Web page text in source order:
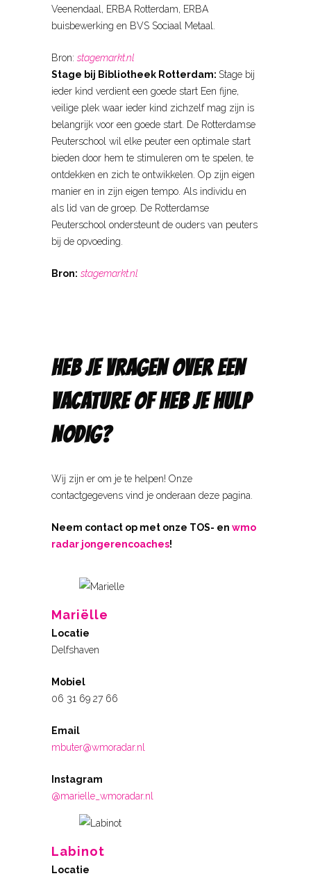
Veenendaal, ERBA Rotterdam, ERBA
buisbewerking en BVS Sociaal Metaal.
Bron: stagemarkt.nl
Stage bij Bibliotheek Rotterdam: Stage bij
ieder kind verdient een goede start Een fijne,
veilige plek waar ieder kind zichzelf mag zijn is
belangrijk voor een goede start. De Rotterdamse
Peuterschool wil elke peuter een optimale start
bieden door hem te stimuleren om te spelen, te
ontdekken en zich te ontwikkelen. Op zijn eigen
manier en in zijn eigen tempo. Als individu en
als lid van de groep. De Rotterdamse
Peuterschool ondersteunt de ouders van peuters
bij de opvoeding.
Bron: stagemarkt.nl
HEB JE VRAGEN OVER EEN
VACATURE OF HEB JE HULP
NODIG?
Wij zijn er om je te helpen! Onze
contactgegevens vind je onderaan deze pagina.
Neem contact op met onze TOS- en wmo
radar jongerencoaches!
Mariëlle
Locatie
Delfshaven
Mobiel
06 31 69 27 66
Email
mbuter@wmoradar.nl
Instagram
@marielle_wmoradar.nl
Labinot
Locatie